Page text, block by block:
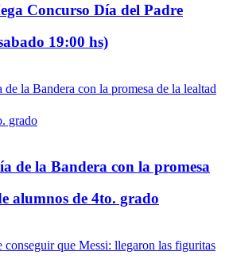
Concurso Día del Padre
19:00 hs)
de la Bandera con la promesa
alumnos de 4to. grado